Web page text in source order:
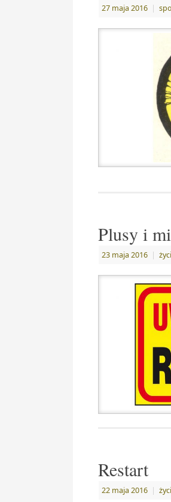
27 maja 2016 |
Plusy i
23 maja 2016 |
Restart
22 maja 2016 |